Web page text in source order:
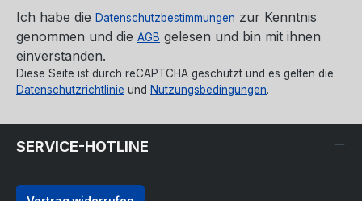
Ich habe die Datenschutzbestimmungen zur Kenntnis
genommen und die AGB gelesen und bin mit ihnen
einverstanden.
Diese Seite ist durch reCAPTCHA geschützt und es gelten die
Datenschutzrichtlinie und Nutzungsbedingungen.
SERVICE-HOTLINE